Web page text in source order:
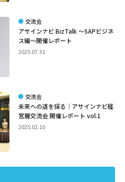
交流会
アサインナビ BizTalk ～SAPビジネ
ス編～開催レポート
2025.07.31
交流会
未来への道を探る｜アサインナビ経
営層交流会 開催レポート vol.1
2025.02.10